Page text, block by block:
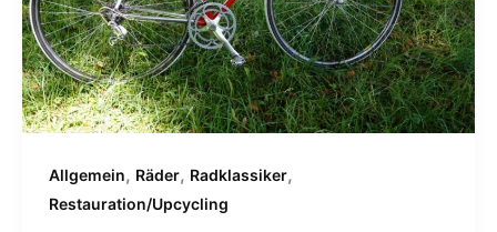
Allgemein, Räder, Radklassiker,
Restauration/Upcycling